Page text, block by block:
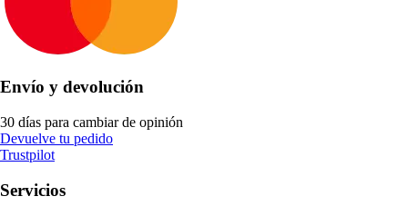
Envío y devolución
30 días para cambiar de opinión
Devuelve tu pedido
Trustpilot
Servicios